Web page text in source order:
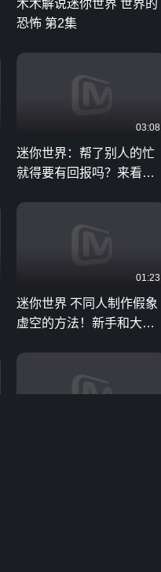
木木解说迷你世界 世界的
恐怖 第2集
03:08
迷你世界：帮了别人的忙
就得要有回报吗？来看看
01:23
迷你世界 不同人制作假象
虚空的方法！新手和大神